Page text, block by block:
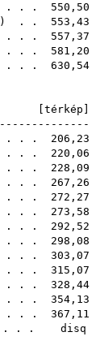
. . . 550,50
) . . 553,43
. . 557,37
. . . 581,20
. . . 630,54
[ térkép
. . 206,23
. . 220,06
. 228,09
. 267,26
. . 272,27
. 273,58
. 292,52
. 298,08
. 303,07
. . 315,07
. 328,44
. 354,13
. 367,11
. . disq